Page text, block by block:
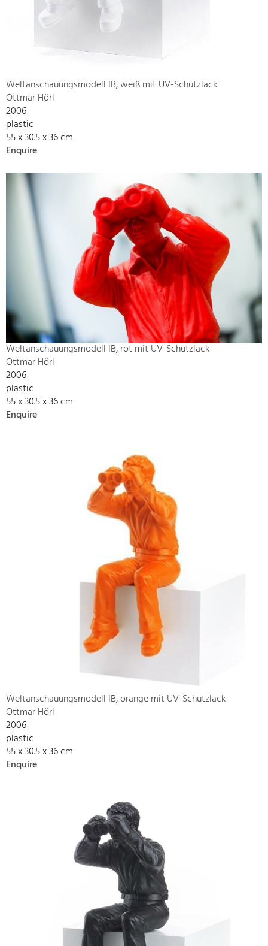
Weltanschauungsmodell IB, weiß mit UV-Schutzlack
Ottmar Hörl
2006
plastic
55 x 30.5 x 36 cm
Enquire
Weltanschauungsmodell IB, rot mit UV-Schutzlack
Ottmar Hörl
2006
plastic
55 x 30.5 x 36 cm
Enquire
Weltanschauungsmodell IB, orange mit UV-Schutzlack
Ottmar Hörl
2006
plastic
55 x 30.5 x 36 cm
Enquire